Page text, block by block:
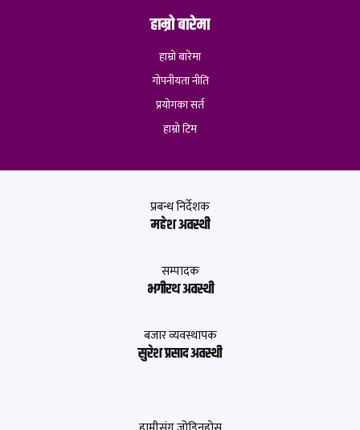
हाम्रो बारेमा
हाम्रो बारेमा
गोपनीयता नीति
प्रयोगका सर्त
हाम्रो टिम
प्रबन्ध निर्देशक
महेश अवस्थी
सम्पादक
भगीरथ अवस्थी
बजार व्यवस्थापक
सुरेश प्रसाद अवस्थी